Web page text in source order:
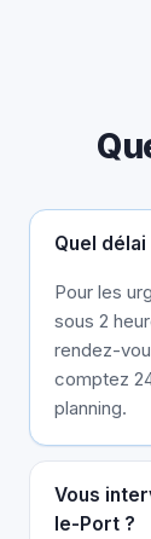
Quel
Pour les
sous 2
rendez-
comptez
planning.
Vous
le-Port ?